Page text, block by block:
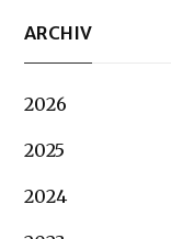
ARCHIV
2026
2025
2024